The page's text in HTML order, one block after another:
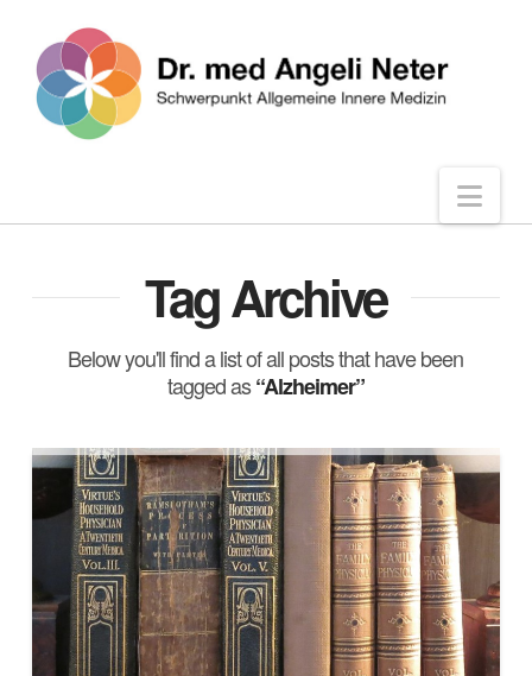
Tag Archive
Below you'll find a list of all posts that have been
tagged as“Alzheimer”